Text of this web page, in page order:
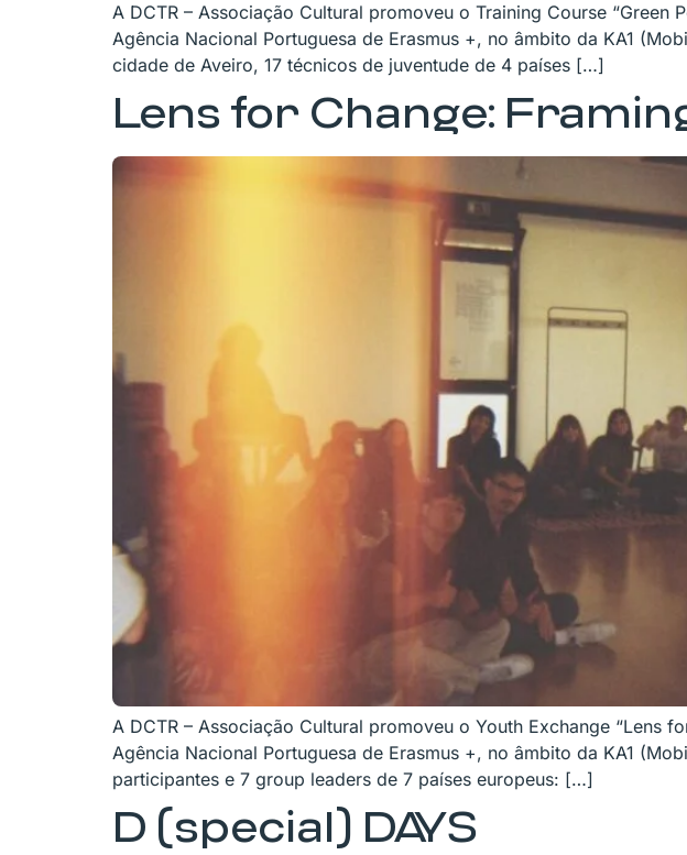
A DCTR – Associação Cultural promoveu o Training Course
Agência Nacional Portuguesa de Erasmus +, no âmbito da KA1
cidade de Aveiro, 17 técnicos de juventude de 4 países […]
Lens for Change:
A DCTR – Associação Cultural promoveu o Youth Exchange “Lens
Agência Nacional Portuguesa de Erasmus +, no âmbito da KA1
participantes e 7 group leaders de 7 países europeus: […]
D (special) DAYS